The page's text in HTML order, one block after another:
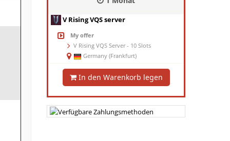
V Rising VQS server
My offer
V Rising VQS Server - 10 Slots
Germany (Frankfurt)
In den Warenkorb legen